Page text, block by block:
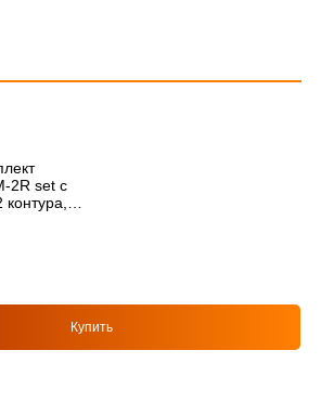
2R set с
Купить